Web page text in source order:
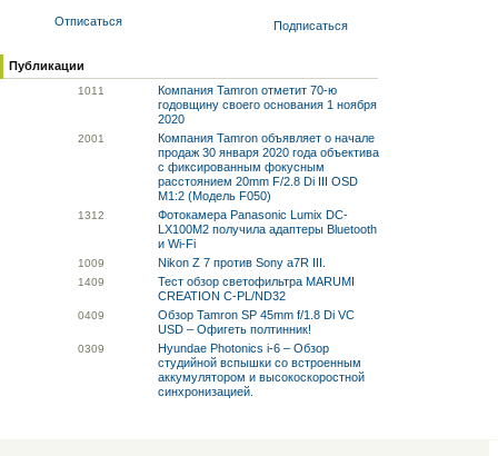
Отписаться Подписаться
Публикации
1011
Компания Tamron отметит 70-ю
годовщину своего основания 1 ноября
2020
2001
Компания Tamron объявляет о начале
продаж 30 января 2020 года объектива
с фиксированным фокусным
расстоянием 20mm F/2.8 Di III OSD
M1:2 (Модель F050)
1312
Фотокамера Panasonic Lumix DC-
LX100M2 получила адаптеры Bluetooth
и Wi-Fi
1009 Nikon Z 7 против Sony a7R III.
1409
Тест обзор светофильтра MARUMI
CREATION C-PL/ND32
0409
Обзор Tamron SP 45mm f/1.8 Di VC
USD – Офигеть полтинник!
0309
Hyundae Photonics i-6 – Обзор
студийной вспышки со встроенным
аккумулятором и высокоскоростной
синхронизацией.